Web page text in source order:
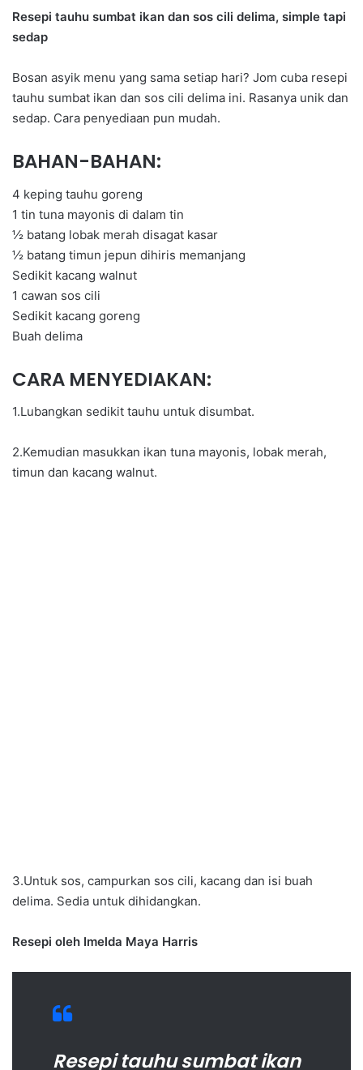
Resepi tauhu sumbat ikan dan sos cili delima, simple tapi
sedap
Bosan asyik menu yang sama setiap hari? Jom cuba resepi
tauhu sumbat ikan dan sos cili delima ini. Rasanya unik dan
sedap. Cara penyediaan pun mudah.
BAHAN-BAHAN:
4 keping tauhu goreng
1 tin tuna mayonis di dalam tin
½ batang lobak merah disagat kasar
½ batang timun jepun dihiris memanjang
Sedikit kacang walnut
1 cawan sos cili
Sedikit kacang goreng
Buah delima
CARA MENYEDIAKAN:
1.Lubangkan sedikit tauhu untuk disumbat.
2.Kemudian masukkan ikan tuna mayonis, lobak merah,
timun dan kacang walnut.
3.Untuk sos, campurkan sos cili, kacang dan isi buah
delima. Sedia untuk dihidangkan.
Resepi oleh Imelda Maya Harris
Resepi tauhu sumbat ikan